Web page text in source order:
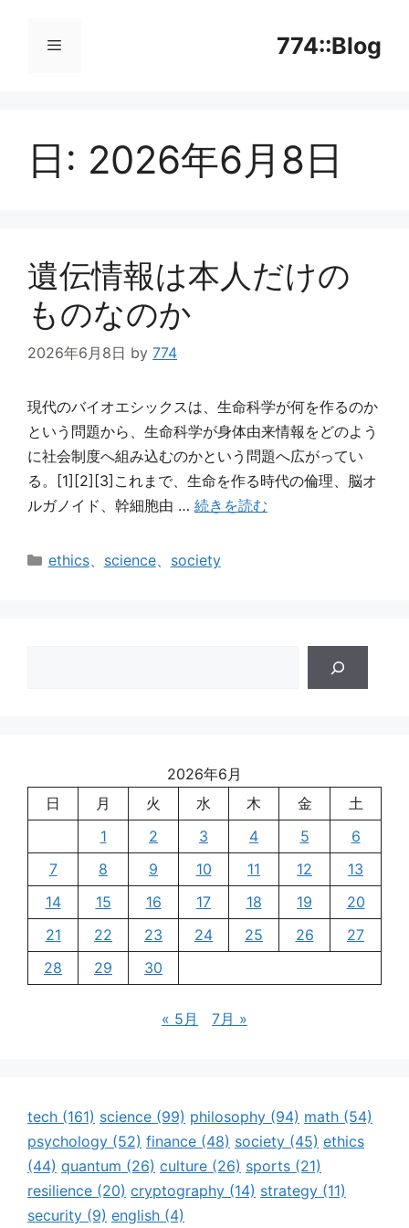
774::Blog
ニ
ー
日: 2026年6月8日
遺伝情報は本人だけの
ものなのか
2026年6月8日 by 774
現代のバイオエシックスは、生命科学が何を作るのか
という問題から、生命科学が身体由来情報をどのよう
に社会制度へ組み込むのかという問題へ広がってい
る。[1][2][3]これまで、生命を作る時代の倫理、脳オ
ルガノイド、幹細胞由 … 続きを読む
カ
ethics、 science、 society
2026年6月
日
月 火 水 木 金
土
1
2 3 4 5
6
7
8 9 10 11 12
13
14
15 16 17 18 19
20
21
22 23 24 25 26
27
28
29 30
« 5月 7月 »
tech (161) science (99) philosophy (94) math (54)
psychology (52) finance (48) society (45) ethics
(44) quantum (26) culture (26) sports (21)
resilience (20) cryptography (14) strategy (11)
security (9) english (4)